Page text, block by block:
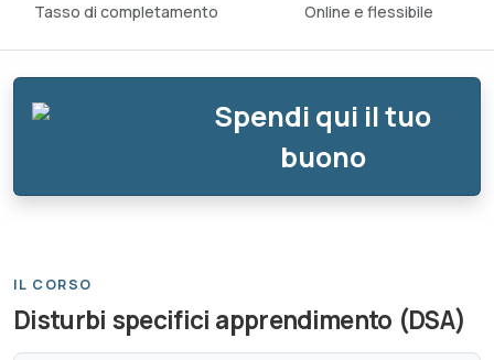
Tasso di completamento Online e flessibile
Spendi qui il tuo
buono
IL CORSO
Disturbi specifici apprendimento (DSA)